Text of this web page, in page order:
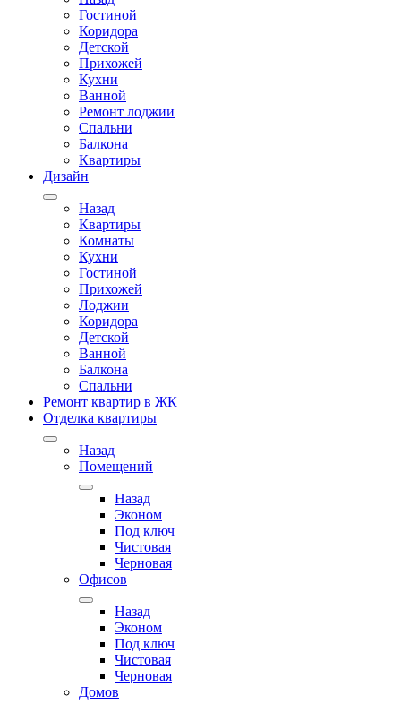
Гостиной
Коридора
Детской
Прихожей
Кухни
Ванной
Ремонт лоджии
Спальни
Балкона
Квартиры
Дизайн
Назад
Квартиры
Комнаты
Кухни
Гостиной
Прихожей
Лоджии
Коридора
Детской
Ванной
Балкона
Спальни
Ремонт квартир в ЖК
Отделка квартиры
Назад
Помещений
Назад
Эконом
Под ключ
Чистовая
Черновая
Офисов
Назад
Эконом
Под ключ
Чистовая
Черновая
Домов